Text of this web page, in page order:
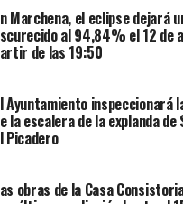
Marchena, el eclipse dejará
al 94,84% el 12 de
de las 19:50
Ayuntamiento inspeccionará
la escalera de la explanda
Picadero
obras de la Casa